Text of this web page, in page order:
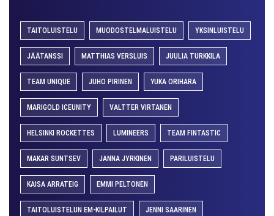
TAITOLUISTELU MUODOSTELMALUISTELU YKSINLUISTELU
JÄÄTANSSI MATTHIAS VERSLUIS JUULIA TURKKILA
TEAM UNIQUE JUHO PIRINEN YUKA ORIHARA
MARIGOLD ICEUNITY VALTTER VIRTANEN
HELSINKI ROCKETTES LUMINEERS TEAM FINTASTIC
MAKAR SUNTSEV JANNA JYRKINEN PARILUISTELU
KAISA ARRATEIG EMMI PELTONEN
TAITOLUISTELUN EM-KILPAILUT JENNI SAARINEN